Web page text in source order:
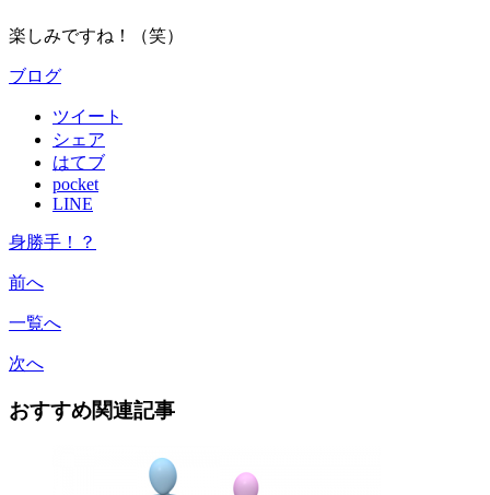
楽しみですね！（笑）
ブログ
ツイート
シェア
はてブ
pocket
LINE
身勝手！？
前へ
一覧へ
次へ
おすすめ関連記事